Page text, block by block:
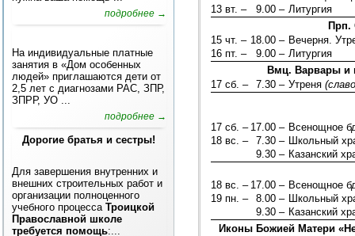
подробнее →
На индивидуальные платные
занятия в «Дом особенных
людей» приглашаются дети от
2,5 лет с диагнозами РАС, ЗПР,
ЗПРР, УО ...
подробнее →
Дорогие братья и сестры!
Для завершения внутренних и
внешних строительных работ и
организации полноценного
учебного процесса Троицкой
Православной школе
требуется помощь:...
13 вт. –
9.00 – Литургия
Прп.
15 чт. – 18.00 – Вечерня.
16 пт. –
9.00 – Литургия
Вмц. Варвары и
17 сб. –
7.30 – Утреня
17 сб. – 17.00 – Всенощное
18 вс. –
7.30 – Школьный
9.30 – Казанский
18 вс. – 17.00 – Всенощное
19 пн. –
8.00 – Школьный
9.30 – Казанский
Иконы Божией Матери